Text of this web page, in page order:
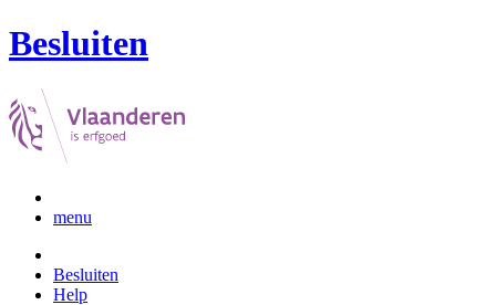
Besluiten
menu
Besluiten
Help